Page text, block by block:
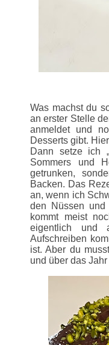
Was machst du
an erster Stelle
anmeldet und
Desserts gibt.
Dann setze ich
Sommers und
getrunken,
Backen. Das
an, wenn ich
den Nüssen
kommt meist
eigentlich und
Aufschreiben
ist. Aber du
und über das Jahr